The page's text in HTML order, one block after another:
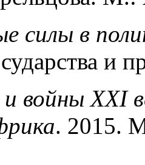
силы в
и
войны XXI
. 2015.